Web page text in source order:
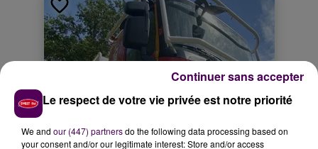
Le respect de votre vie privée est notre priorité
We and our (447) partnersdo the following data processing based on
your consent and/or our legitimate interest: Store and/or access
Continuer sans accepter